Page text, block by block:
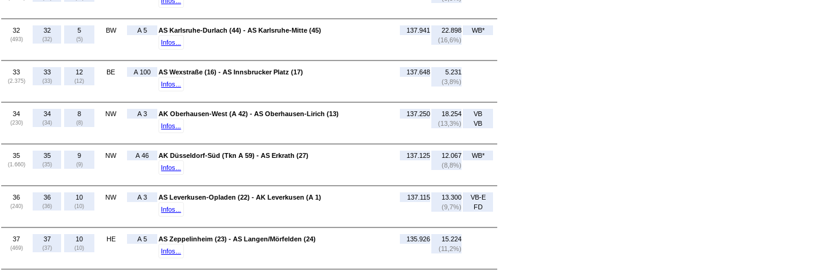
32
(493)
32
(32)
5
(5)
BW A 5
AS Karlsruhe-Durlach (44) - AS Karlsruhe-Mitte (45)
Infos...
137.941
22.898
(16,6%)
WB*
33
(2.375)
33
(33)
12
(12)
BE A 100
AS Wexstraße (16) - AS Innsbrucker Platz (17)
Infos...
137.648
5.231
(3,8%)
34
(230)
34
(34)
8
(8)
NW A 3
AK Oberhausen-West (A 42) - AS Oberhausen-Lirich (13)
Infos...
137.250
18.254
(13,3%)
VB
VB
35
(1.660)
35
(35)
9
(9)
NW A 46
AK Düsseldorf-Süd (Tkn A 59) - AS Erkrath (27)
Infos...
137.125
12.067
(8,8%)
WB*
36
(240)
36
(36)
10
(10)
NW A 3
AS Leverkusen-Opladen (22) - AK Leverkusen (A 1)
Infos...
137.115
13.300
(9,7%)
VB-E
FD
37
(469)
37
(37)
10
(10)
HE A 5
AS Zeppelinheim (23) - AS Langen/Mörfelden (24)
Infos...
135.926
15.224
(11,2%)